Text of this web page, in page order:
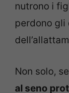
nutrono i
perdono
Non solo,
al seno